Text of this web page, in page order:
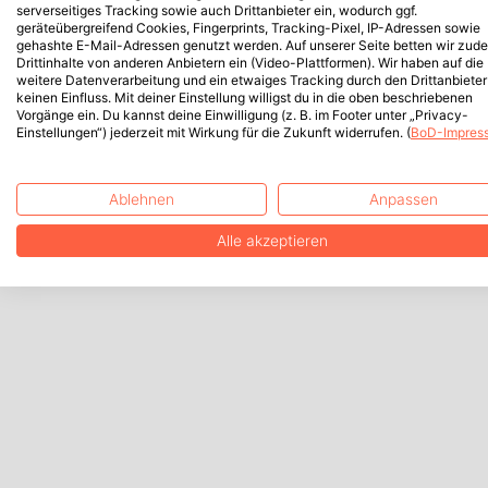
serverseitiges Tracking sowie auch Drittanbieter ein, wodurch ggf.
geräteübergreifend Cookies, Fingerprints, Tracking-Pixel, IP-Adressen sowie
gehashte E-Mail-Adressen genutzt werden. Auf unserer Seite betten wir
Drittinhalte von anderen Anbietern ein (Video-Plattformen). Wir haben auf die
weitere Datenverarbeitung und ein etwaiges Tracking durch den Drittanbieter
keinen Einfluss. Mit deiner Einstellung willigst du in die oben beschriebenen
Vorgänge ein. Du kannst deine Einwilligung (z. B. im Footer unter „Privacy-
Einstellungen“) jederzeit mit Wirkung für die Zukunft widerrufen. (BoD-
Ablehnen Anpassen
Alle akzeptieren